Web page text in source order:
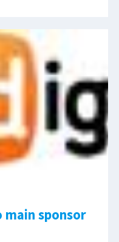
main sponsor